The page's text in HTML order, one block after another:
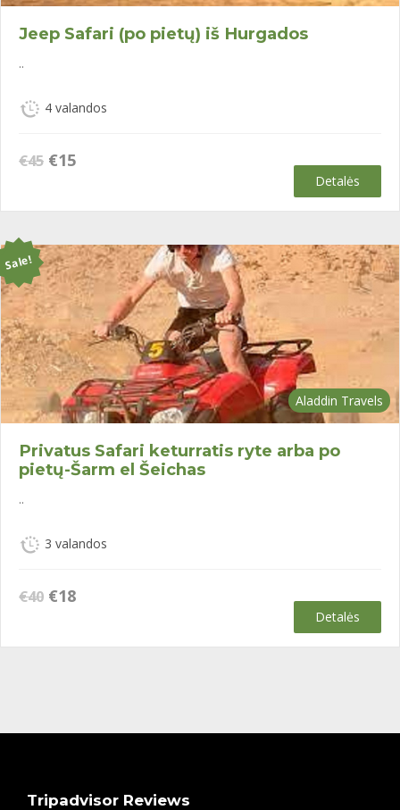
Jeep Safari (po pietų) iš Hurgados
..
4 valandos
€45 Original
€45.
€15Current
€15.
Detalės
Sale!
Aladdin Travels
Privatus Safari keturratis ryte arba po
pietų-Šarm el Šeichas
..
3 valandos
€40 Original
€40.
€18Current
€18.
Detalės
Tripadvisor Reviews